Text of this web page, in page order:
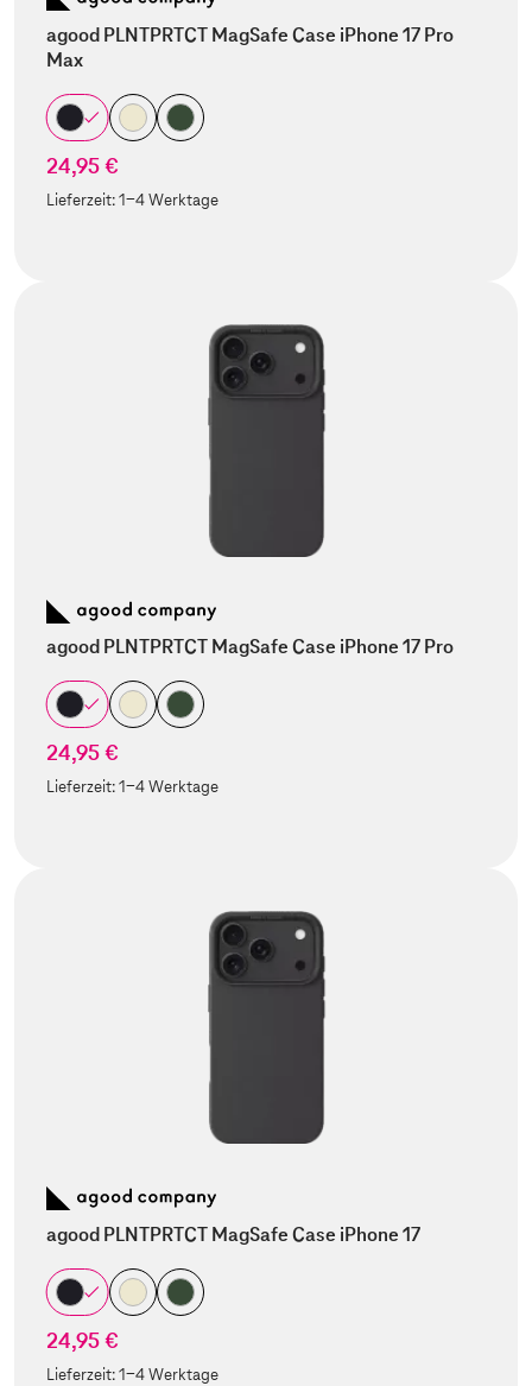
agood PLNTPRTCT MagSafe Case iPhone 17 Pro
Max
24,95 €
Lieferzeit:1-4 Werktage
agood PLNTPRTCT MagSafe Case iPhone 17 Pro
24,95 €
Lieferzeit:1-4 Werktage
agood PLNTPRTCT MagSafe Case iPhone 17
24,95 €
Lieferzeit:1-4 Werktage